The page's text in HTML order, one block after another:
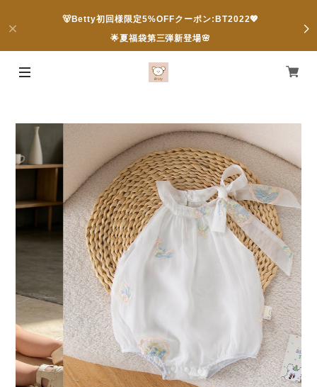
🐻Betty初回様限定5%OFFクーポン:BT2022💖
🌟夏福袋第三弾新登場🌸